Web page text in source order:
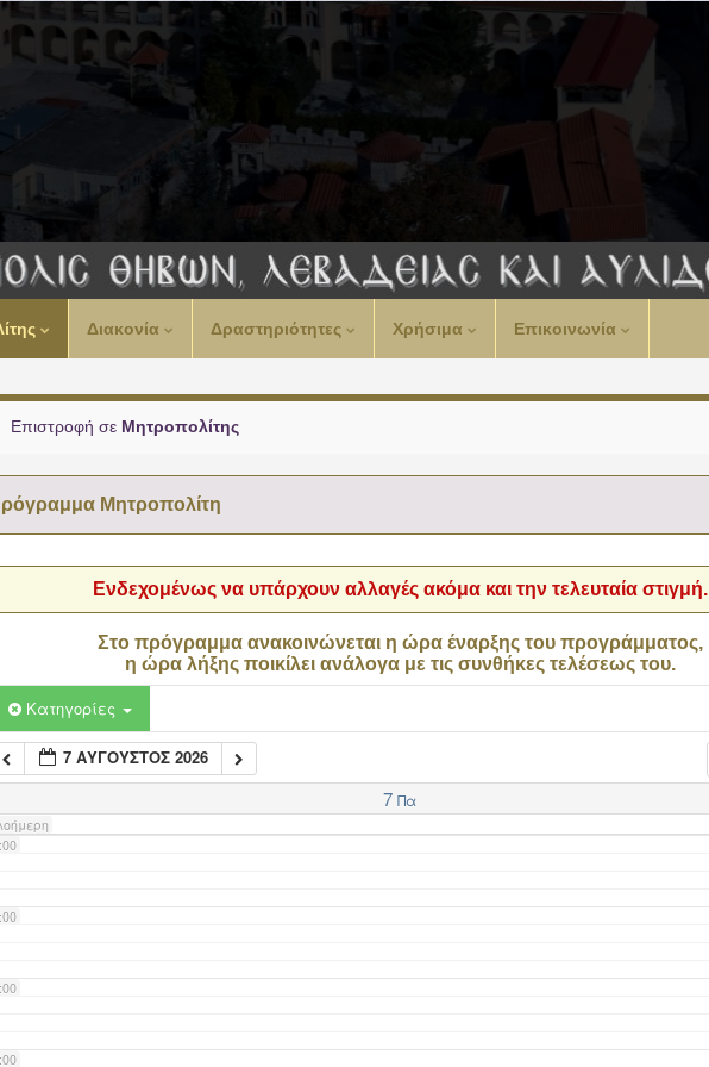
Διακονία Δραστηριότητες Χρήσιμα Επικοινωνία
Επιστροφή σε Μητροπολίτης
Μητροπολίτη
Ενδεχομένως να υπάρχουν αλλαγές ακόμα και την τελευταία στιγμή.
Στο πρόγραμμα ανακοινώνεται η ώρα έναρξης του προγράμματος,
η ώρα λήξης ποικίλει ανάλογα με τις συνθήκες τελέσεως του.
Κατηγορίες
7 ΑΎΓΟΥΣΤΟΣ 2026
7 Πα